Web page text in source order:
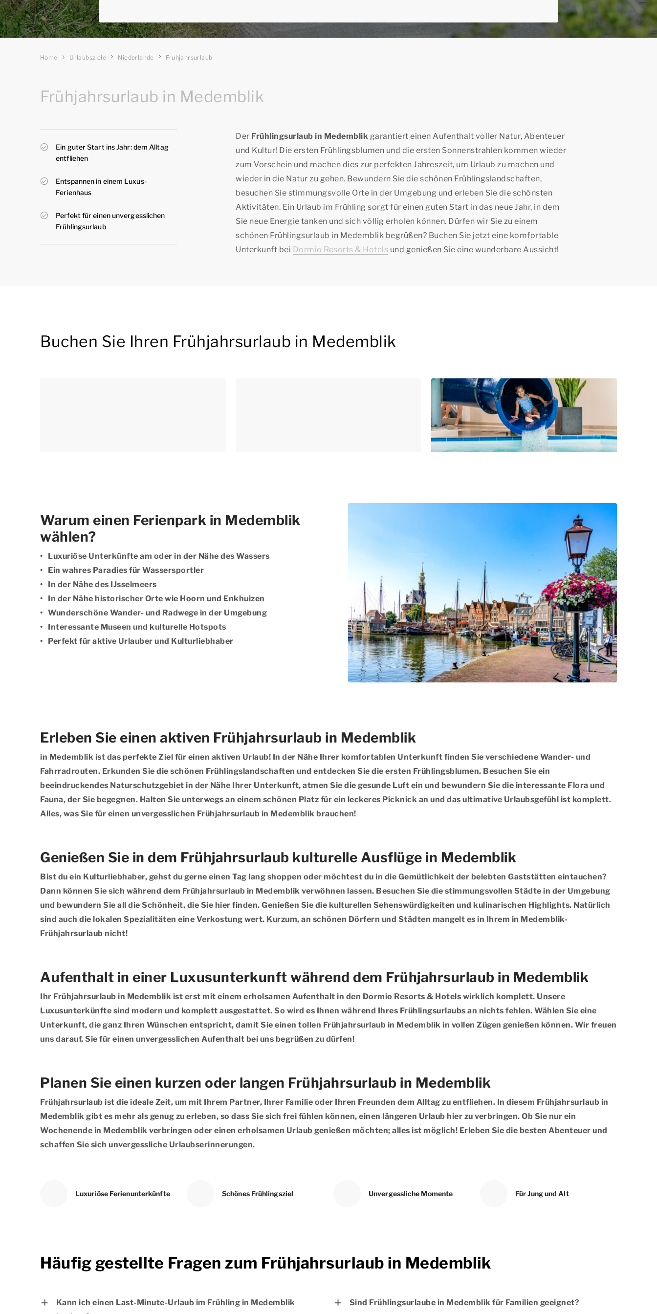
Home Urlaubsziele Niederlande Fruhjahrsurlaub
Frühjahrsurlaub in Medemblik
Ein guter Start ins Jahr: dem Alltag
entfliehen
Entspannen in einem Luxus-
Ferienhaus
Perfekt für einen unvergesslichen
Frühlingsurlaub
Der Frühlingsurlaub in Medemblik garantiert einen Aufenthalt voller Natur, Abenteuer
und Kultur! Die ersten Frühlingsblumen und die ersten Sonnenstrahlen kommen wieder
zum Vorschein und machen dies zur perfekten Jahreszeit, um Urlaub zu machen und
wieder in die Natur zu gehen. Bewundern Sie die schönen Frühlingslandschaften,
besuchen Sie stimmungsvolle Orte in der Umgebung und erleben Sie die schönsten
Aktivitäten. Ein Urlaub im Frühling sorgt für einen guten Start in das neue Jahr, in dem
Sie neue Energie tanken und sich völlig erholen können. Dürfen wir Sie zu einem
schönen Frühlingsurlaub in Medemblik begrüßen? Buchen Sie jetzt eine komfortable
Unterkunft bei Dormio Resorts & Hotels und genießen Sie eine wunderbare Aussicht!
Buchen Sie Ihren Frühjahrsurlaub in Medemblik
Warum einen Ferienpark in Medemblik
wählen?
Luxuriöse Unterkünfte am oder in der Nähe des Wassers
Ein wahres Paradies für Wassersportler
In der Nähe des IJsselmeers
In der Nähe historischer Orte wie Hoorn und Enkhuizen
Wunderschöne Wander- und Radwege in der Umgebung
Interessante Museen und kulturelle Hotspots
Perfekt für aktive Urlauber und Kulturliebhaber
Erleben Sie einen aktiven Frühjahrsurlaub in Medemblik
in Medemblik ist das perfekte Ziel für einen aktiven Urlaub! In der Nähe Ihrer komfortablen Unterkunft finden Sie verschiedene Wander- und
Fahrradrouten. Erkunden Sie die schönen Frühlingslandschaften und entdecken Sie die ersten Frühlingsblumen. Besuchen Sie ein
beeindruckendes Naturschutzgebiet in der Nähe Ihrer Unterkunft, atmen Sie die gesunde Luft ein und bewundern Sie die interessante Flora und
Fauna, der Sie begegnen. Halten Sie unterwegs an einem schönen Platz für ein leckeres Picknick an und das ultimative Urlaubsgefühl ist komplett.
Alles, was Sie für einen unvergesslichen Frühjahrsurlaub in Medemblik brauchen!
Genießen Sie in dem Frühjahrsurlaub kulturelle Ausflüge in Medemblik
Bist du ein Kulturliebhaber, gehst du gerne einen Tag lang shoppen oder möchtest du in die Gemütlichkeit der belebten Gaststätten eintauchen?
Dann können Sie sich während dem Frühjahrsurlaub in Medemblik verwöhnen lassen. Besuchen Sie die stimmungsvollen Städte in der Umgebung
und bewundern Sie all die Schönheit, die Sie hier finden. Genießen Sie die kulturellen Sehenswürdigkeiten und kulinarischen Highlights. Natürlich
sind auch die lokalen Spezialitäten eine Verkostung wert. Kurzum, an schönen Dörfern und Städten mangelt es in Ihrem in Medemblik-
Frühjahrsurlaub nicht!
Aufenthalt in einer Luxusunterkunft während dem Frühjahrsurlaub in Medemblik
Ihr Frühjahrsurlaub in Medemblik ist erst mit einem erholsamen Aufenthalt in den Dormio Resorts & Hotels wirklich komplett. Unsere
Luxusunterkünfte sind modern und komplett ausgestattet. So wird es Ihnen während Ihres Frühlingsurlaubs an nichts fehlen. Wählen Sie eine
Unterkunft, die ganz Ihren Wünschen entspricht, damit Sie einen tollen Frühjahrsurlaub in Medemblik in vollen Zügen genießen können. Wir freuen
uns darauf, Sie für einen unvergesslichen Aufenthalt bei uns begrüßen zu dürfen!
Planen Sie einen kurzen oder langen Frühjahrsurlaub in Medemblik
Frühjahrsurlaub ist die ideale Zeit, um mit Ihrem Partner, Ihrer Familie oder Ihren Freunden dem Alltag zu entfliehen. In diesem Frühjahrsurlaub in
Medemblik gibt es mehr als genug zu erleben, so dass Sie sich frei fühlen können, einen längeren Urlaub hier zu verbringen. Ob Sie nur ein
Wochenende in Medemblik verbringen oder einen erholsamen Urlaub genießen möchten; alles ist möglich! Erleben Sie die besten Abenteuer und
schaffen Sie sich unvergessliche Urlaubserinnerungen.
Luxuriöse Ferienunterkünfte Schönes Frühlingsziel Unvergessliche Momente Für Jung und Alt
Häufig gestellte Fragen zum Frühjahrsurlaub in Medemblik
Kann ich einen Last-Minute-Urlaub im Frühling in Medemblik
Sind Frühlingsurlaube in Medemblik für Familien geeignet?